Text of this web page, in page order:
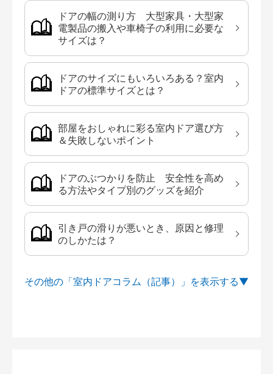
ドアの幅の測り方 大型家具・大型家
電製品の搬入や車椅子の利用に必要な
サイズは？
ドアのサイズにもいろいろある？室内
ドアの標準サイズとは？
部屋をおしゃれに彩る室内ドア選び方
＆失敗しないポイント
ドアのぶつかりを防止 安全性を高め
る方法やタイプ別のグッズを紹介
引き戸の滑りが悪いとき、原因と修理
のしかたは？
その他の「室内ドアコラム（記事）」を